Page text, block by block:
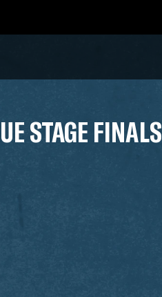
STAGE FINALS